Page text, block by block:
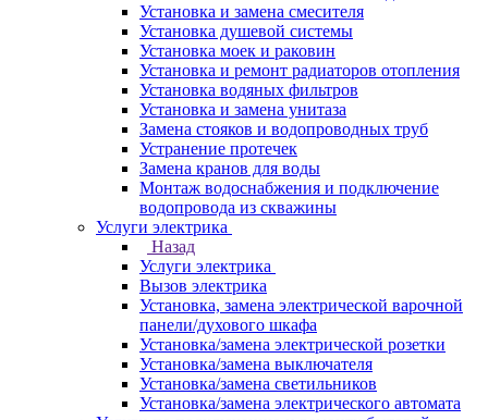
Установка и замена смесителя
Установка душевой системы
Установка моек и раковин
Установка и ремонт радиаторов отопления
Установка водяных фильтров
Установка и замена унитаза
Замена стояков и водопроводных труб
Устранение протечек
Замена кранов для воды
Монтаж водоснабжения и подключение
водопровода из скважины
Услуги электрика
Назад
Услуги электрика
Вызов электрика
Установка, замена электрической варочной
панели/духового шкафа
Установка/замена электрической розетки
Установка/замена выключателя
Установка/замена светильников
Установка/замена электрического автомата